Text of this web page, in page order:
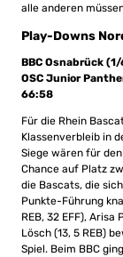
alle anderen
Play-Downs
BBC Osnabrück
OSC Junior
66:58
Für die Rhein
Klassenverbleib in
Siege wären für
Chance auf Platz
die Bascats, die
Punkte-Führung
REB, 32 EFF), Arisa
Lösch (13, 5 REB)
Spiel. Beim BBC